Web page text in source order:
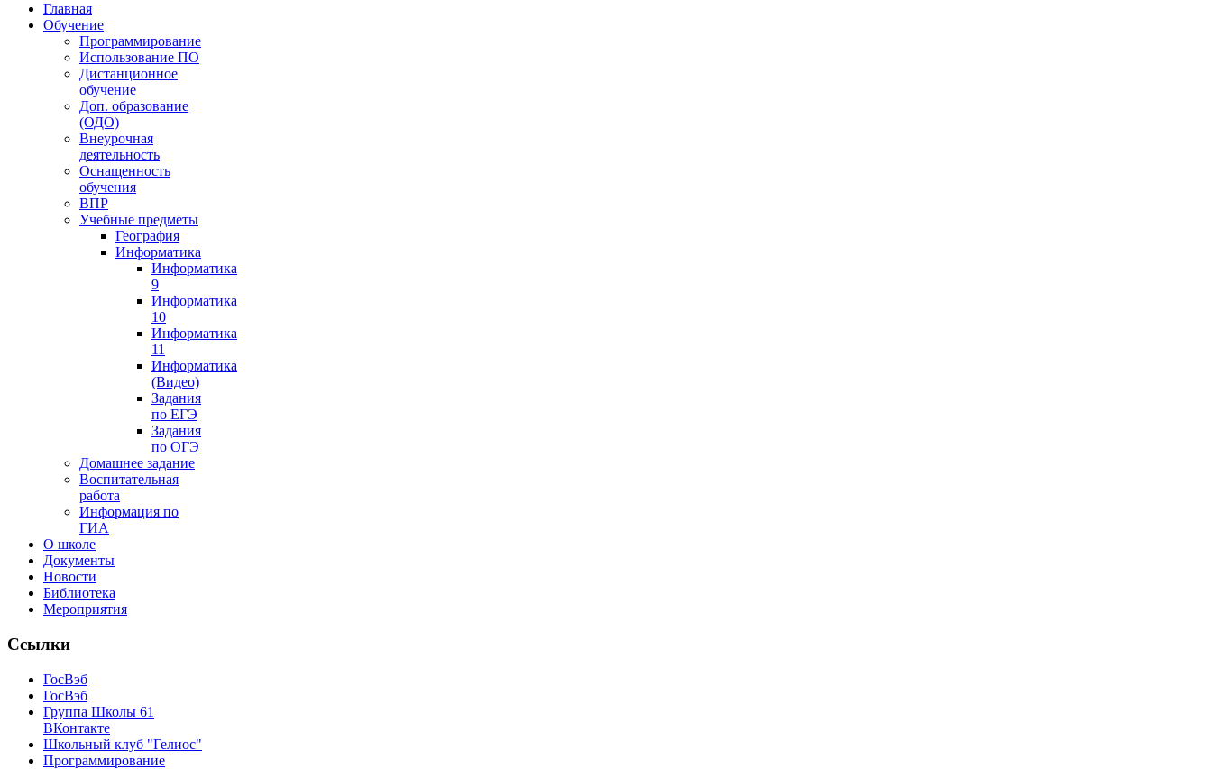
Главная
Обучение
Программирование
Использование ПО
Дистанционное
обучение
Доп. образование
(ОДО)
Внеурочная
деятельность
Оснащенность
обучения
ВПР
Учебные предметы
География
Информатика
Информатика
9
Информатика
10
Информатика
11
Информатика
(Видео)
Задания
по ЕГЭ
Задания
по ОГЭ
Домашнее задание
Воспитательная
работа
Информация по
ГИА
О школе
Документы
Новости
Библиотека
Мероприятия
Ссылки
ГосВэб
ГосВэб
Группа Школы 61
ВКонтакте
Школьный клуб "Гелиос"
Программирование